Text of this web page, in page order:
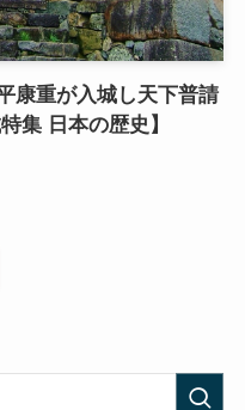
康重が入城し天下普請
集 日本の歴史】